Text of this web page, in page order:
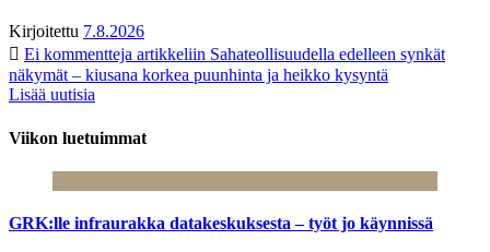
Kirjoitettu 7.8.2026
Ei kommentteja artikkeliin Sahateollisuudella edelleen synkät
näkymät – kiusana korkea puunhinta ja heikko kysyntä
Lisää uutisia
Viikon luetuimmat
GRK:lle infraurakka datakeskuksesta – työt jo käynnissä